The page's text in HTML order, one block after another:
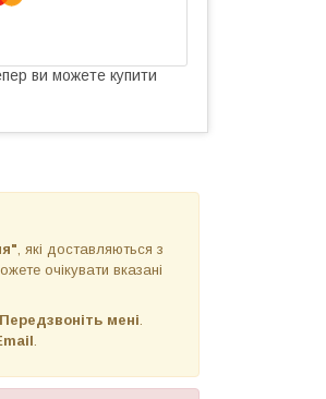
ви можете купити
, які доставляються з
очікувати вказані
Передзвоніть мені